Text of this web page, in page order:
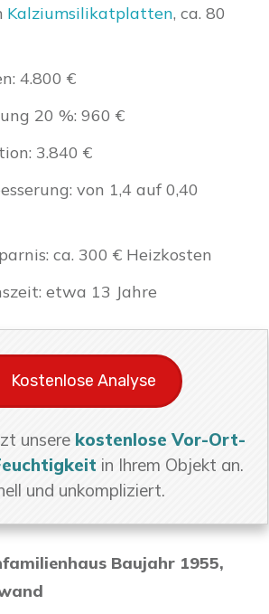
Kalziumsilikatplatten, ca. 80
4.800 €
20 %: 960 €
3.840 €
von 1,4 auf 0,40
ca. 300 € Heizkosten
etwa 13 Jahre
Kostenlose Analyse
unsere kostenlose Vor-Ort-
in Ihrem Objekt an.
und unkompliziert.
Baujahr 1955,